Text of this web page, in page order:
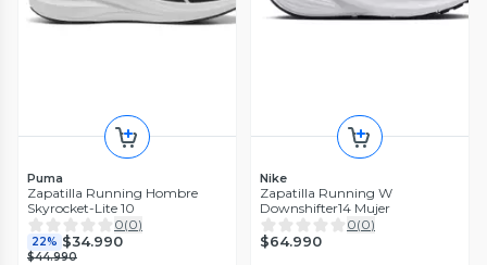
Puma
Zapatilla Running Hombre
Skyrocket-Lite 10
0(0)
22% $34.990
$44.990
Nike
Zapatilla Running W
Downshifter14 Mujer
0(0)
$64.990